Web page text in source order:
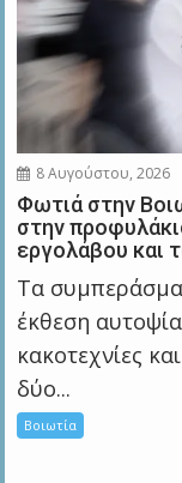
8 Αυγούστου, 2026
Φωτιά στην
στην
εργολάβου και
Τα
έκθεση
κακοτεχνίες
δύο...
Βοιωτία